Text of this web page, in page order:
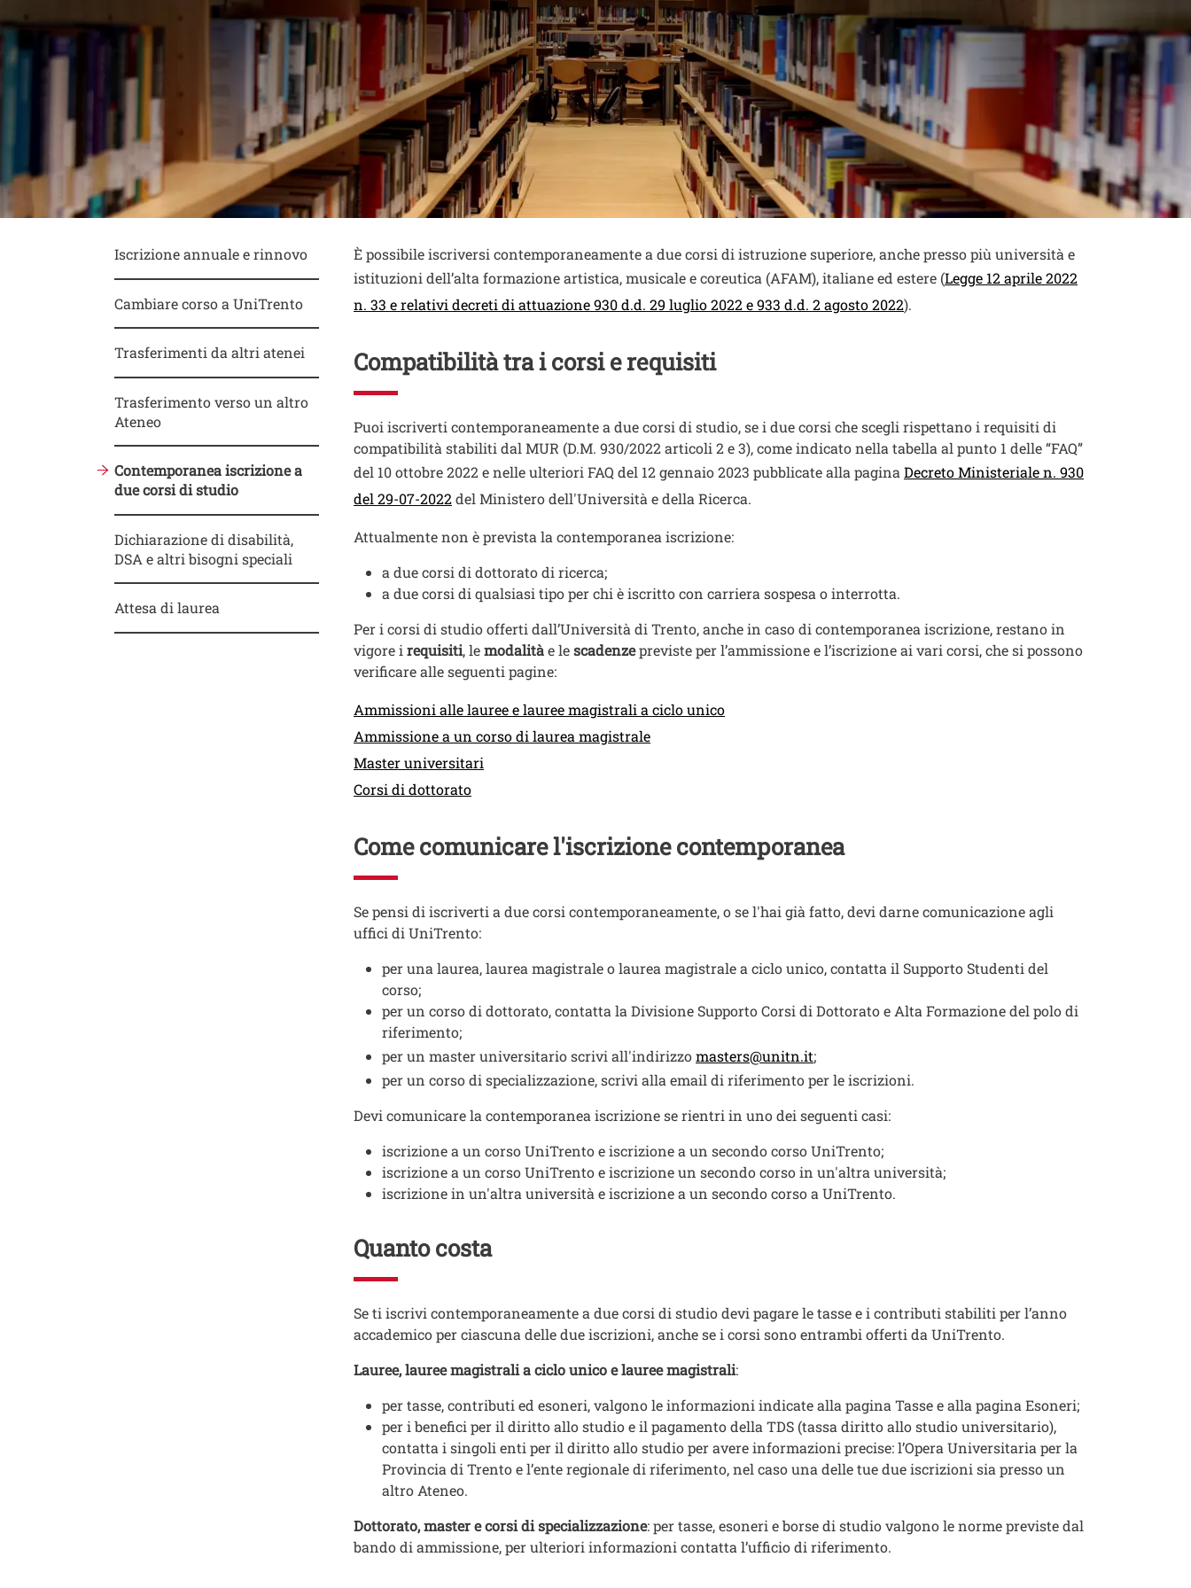
Contenuto
Testo
È possibile iscriversi contemporaneamente a due corsi di istruzione superiore, anche presso più università e
istituzioni dell’alta formazione artistica, musicale e coreutica (AFAM), italiane ed estere (Legge 12 aprile 2022
n. 33 e relativi decreti di attuazione 930 d.d. 29 luglio 2022 e 933 d.d. 2 agosto 2022Apri il link in una nuova finestra
).
Compatibilità tra i corsi e requisiti
Testo
Puoi iscriverti contemporaneamente a due corsi di studio, se i due corsi che scegli rispettano i requisiti di
compatibilità stabiliti dal MUR (D.M. 930/2022 articoli 2 e 3), come indicato nella tabella al punto 1 delle “FAQ”
del 10 ottobre 2022 e nelle ulteriori FAQ del 12 gennaio 2023 pubblicate alla pagina Decreto Ministeriale n. 930
del 29-07-2022Apri il link in una nuova finestra
del Ministero dell'Università e della Ricerca.
Attualmente non è prevista la contemporanea iscrizione:
a due corsi di dottorato di ricerca;
a due corsi di qualsiasi tipo per chi è iscritto con carriera sospesa o interrotta.
Per i corsi di studio offerti dall’Università di Trento, anche in caso di contemporanea iscrizione, restano in
vigore i requisiti, lemodalitàe lescadenzepreviste per l’ammissione e l’iscrizione ai vari corsi, che si possono
verificare alle seguenti pagine:
Link
Ammissioni alle lauree e lauree magistrali a ciclo unico
Ammissione a un corso di laurea magistrale
Master universitari
Corsi di dottorato
Come comunicare l'iscrizione contemporanea
Testo
Se pensi di iscriverti a due corsi contemporaneamente, o se l'hai già fatto, devi darne comunicazione agli
uffici di UniTrento:
per una laurea, laurea magistrale o laurea magistrale a ciclo unico, contatta il Supporto Studenti del
corso;
per un corso di dottorato, contatta la Divisione Supporto Corsi di Dottorato e Alta Formazione del polo di
riferimento;
per un master universitario scrivi all'indirizzomasters@unitn.it;
per un corso di specializzazione, scrivi alla email di riferimento per le iscrizioni.
Devi comunicare la contemporanea iscrizione se rientri in uno dei seguenti casi:
iscrizione a un corso UniTrento e iscrizione a un secondo corso UniTrento;
iscrizione a un corso UniTrento e iscrizione un secondo corso in un'altra università;
iscrizione in un'altra università e iscrizione a un secondo corso a UniTrento.
Quanto costa
Testo
Se ti iscrivi contemporaneamente a due corsi di studio devi pagare le tasse e i contributi stabiliti per l’anno
accademico per ciascuna delle due iscrizioni, anche se i corsi sono entrambi offerti da UniTrento.
Lauree, lauree magistrali a ciclo unico e lauree magistrali:
per tasse, contributi ed esoneri, valgono le informazioni indicate alla pagina Tasse e alla pagina Esoneri;
per i benefici per il diritto allo studio e il pagamento della TDS (tassa diritto allo studio universitario),
contatta i singoli enti per il diritto allo studio per avere informazioni precise: l’Opera Universitaria per la
Provincia di Trento e l’ente regionale di riferimento, nel caso una delle tue due iscrizioni sia presso un
altro Ateneo.
Dottorato, master e corsi di specializzazione: per tasse, esoneri e borse di studio valgono le norme previste dal
bando di ammissione, per ulteriori informazioni contatta l’ufficio di riferimento.
Iscrizione annuale e rinnovo
Cambiare corso a UniTrento
Trasferimenti da altri atenei
Trasferimento verso un altro
Ateneo
Contemporanea iscrizione a
due corsi di studio
Dichiarazione di disabilità,
DSA e altri bisogni speciali
Attesa di laurea